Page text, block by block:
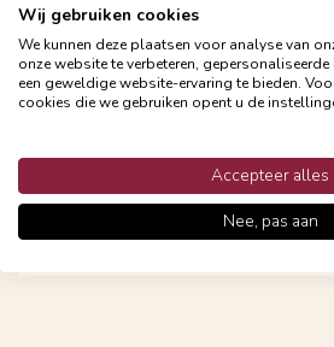
€ 24.95Incl. btw
NOVÉE
| Polyester
€ 24.95
Wij gebruiken cookies
We kunnen deze plaatsen voor analyse van
onze website te verbeteren,
een geweldige website-ervaring te bieden.
cookies die we gebruiken opent u de
Accepteer alles
Nee, pas aan